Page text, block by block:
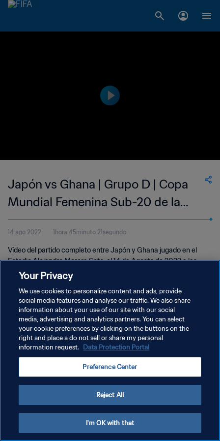
Japón vs Ghana | Grupo D | Copa
Mundial Femenina Sub-20 de la
FIFA Costa Rica 2022™ | Partido
completo
14 ago 2022 1hora 45minuto 21segundo
Vídeo del partido completo entre Japón y Ghana jugado en el
Estadio Alejandro Morera Soto, el 14 de Agosto de 2022 a las
11:00 (hora local).
POLÍTICA DE PRIVACIDAD
TÉRMINOS DE SERVICIO
AJUSTAR LA CONFIGURACIÓN DE LAS COOKIES
Your Privacy
We use cookies to personalize content and ads, provide
social media features and analyse our traffic. We also share
information about your use of our site with our social
media, advertising and analytics partners. You can select
your cookie preferences by clicking on the buttons on the
right and place a do not sell or share my personal
information request. Data Protection Portal
Preference Center
Reject All
I'm OK with that